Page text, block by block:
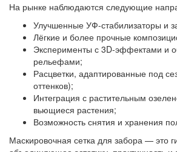
На рынке наблюдаются следующие
Улучшенные УФ-стабилизаторы и
Лёгкие и более прочные
Эксперименты с 3D-эффектами и
рельефами;
Расцветки, адаптированные под
оттенков);
Интеграция с растительным
вьющиеся растения;
Возможность снятия и хранения
Маскировочная сетка для забора — это